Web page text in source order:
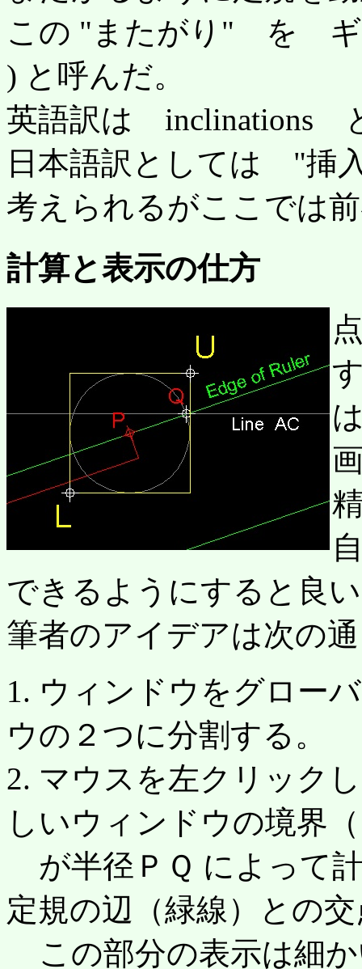
この "またがり" を ギ
) と呼んだ。
英語訳は inclinations
日本語訳としては "
考えられるがここでは
計算と表示の仕方
できるようにすると良
筆者のアイデアは次の
1. ウィンドウをグロー
ウの２つに分割する。
2. マウスを左クリック
しいウィンドウの境界
が半径ＰＱ によって
定規の辺（緑線）との
この部分の表示は細